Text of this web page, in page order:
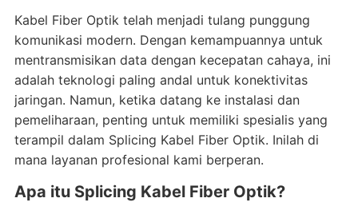
Kabel Fiber Optik telah menjadi tulang punggung
komunikasi modern. Dengan kemampuannya untuk
mentransmisikan data dengan kecepatan cahaya, ini
adalah teknologi paling andal untuk konektivitas
jaringan. Namun, ketika datang ke instalasi dan
pemeliharaan, penting untuk memiliki spesialis yang
terampil dalam Splicing Kabel Fiber Optik. Inilah di
mana layanan profesional kami berperan.
Apa itu Splicing Kabel Fiber Optik?